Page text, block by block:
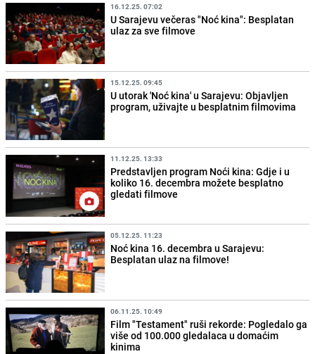
16.12.25. 07:02
U Sarajevu večeras "Noć kina": Besplatan
ulaz za sve filmove
15.12.25. 09:45
U utorak 'Noć kina' u Sarajevu: Objavljen
program, uživajte u besplatnim filmovima
11.12.25. 13:33
Predstavljen program Noći kina: Gdje i u
koliko 16. decembra možete besplatno
gledati filmove
05.12.25. 11:23
Noć kina 16. decembra u Sarajevu:
Besplatan ulaz na filmove!
06.11.25. 10:49
Film "Testament" ruši rekorde: Pogledalo ga
više od 100.000 gledalaca u domaćim
kinima